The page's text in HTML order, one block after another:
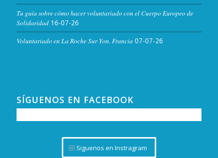
Tu guía sobre cómo hacer voluntariado con el Cuerpo Europeo de
Solidaridad 16-07-26
Voluntariado en La Roche Sur Yon. Francia 07-07-26
SÍGUENOS EN FACEBOOK
Siguenos en Instragram